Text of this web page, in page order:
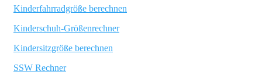
Kinderfahrradgröße berechnen
Kinderschuh-Größenrechner
Kindersitzgröße berechnen
SSW Rechner